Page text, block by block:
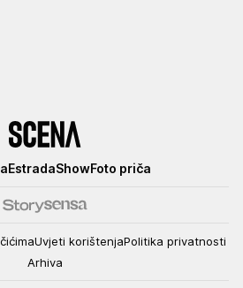
EstradaShowFoto priča
Uvjeti korištenjaPolitika privatnosti
Arhiva